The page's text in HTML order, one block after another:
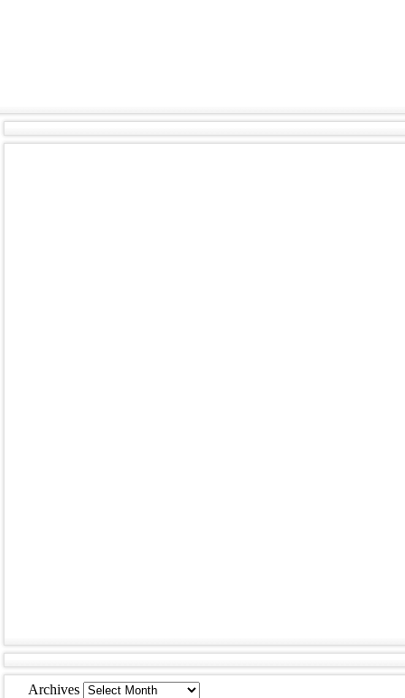
Archives Archives